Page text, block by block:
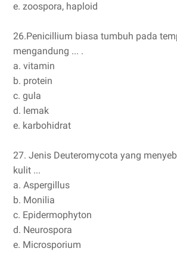
e. zoospora, haploid
26.Penicillium biasa tumbuh pada
mengandung ... .
a. vitamin
b. protein
c. gula
d. lemak
e. karbohidrat
27. Jenis Deuteromycota yang
kulit ...
a. Aspergillus
b. Monilia
c. Epidermophyton
d. Neurospora
e. Microsporium